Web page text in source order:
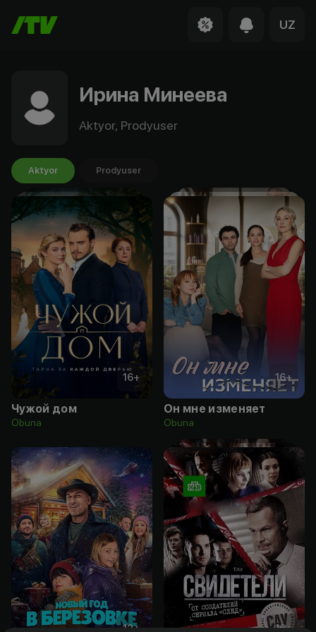
UZ
Ирина Минеева
Aktyor, Prodyuser
Aktyor Prodyuser
16+
Чужой дом
Obuna
16+
Он мне изменяет
Obuna
12+ 16+